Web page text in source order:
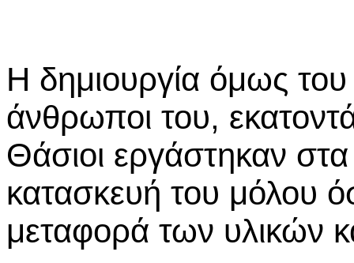
Η δημιουργία όμως
άνθρωποι του,
Θάσιοι εργάστηκαν
κατασκευή του μόλου
μεταφορά των υλικών